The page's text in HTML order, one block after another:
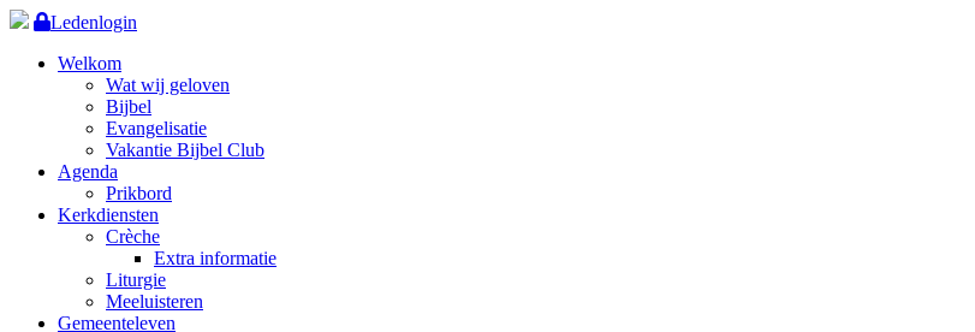
Ledenlogin
Welkom
Wat wij geloven
Bijbel
Evangelisatie
Vakantie Bijbel Club
Agenda
Prikbord
Kerkdiensten
Crèche
Extra informatie
Liturgie
Meeluisteren
Gemeenteleven